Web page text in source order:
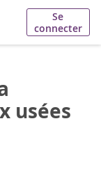
Se
connecter
usées